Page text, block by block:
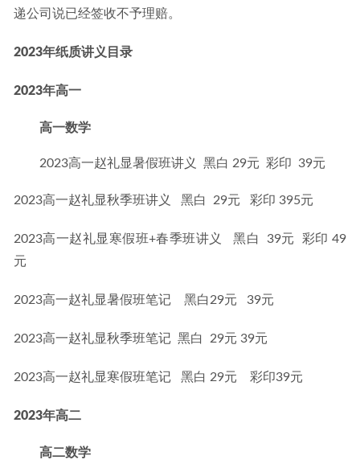
递公司说已经签收不予理赔。
2023年纸质讲义目录
2023年高一
高一数学
2023高一赵礼显暑假班讲义 黑白 29元 彩印 39元
2023高一赵礼显秋季班讲义   黑白  29元   彩印 395元
2023高一赵礼显寒假班+春季班讲义   黑白  39元  彩印 49
元
2023高一赵礼显暑假班笔记    黑白29元   39元
2023高一赵礼显秋季班笔记  黑白  29元 39元
2023高一赵礼显寒假班笔记   黑白 29元    彩印39元
2023年高二
高二数学